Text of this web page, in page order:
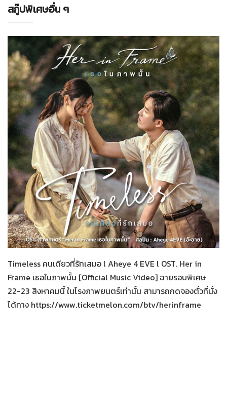
สกู๊ปพิเศษอื่น ๆ
05-08-2569
Her in Frame เธอในภาพนั้น
Timeless คนเดียวที่รักเสมอ l Aheye 4 EVE l OST. Her in
Frame เธอในภาพนั้น [Official Music Video] ฉายรอบพิเศษ
22-23 สิงหาคมนี้ ในโรงภาพยนตร์เท่านั้น สามารถกดจองตั๋วที่นั่ง
ได้ทาง https://www.ticketmelon.com/btv/herinframe